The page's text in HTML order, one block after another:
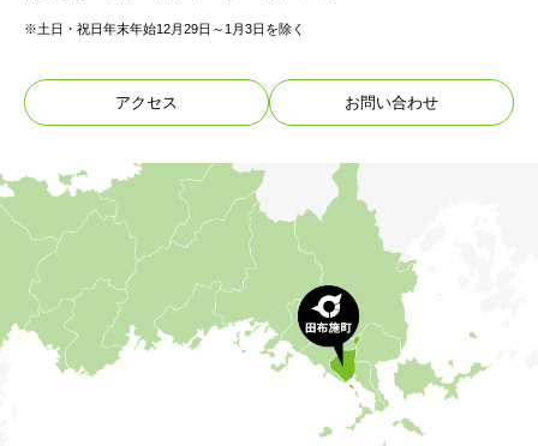
※土日・祝日年末年始12月29日～1月3日を除く
アクセス お問い合わせ